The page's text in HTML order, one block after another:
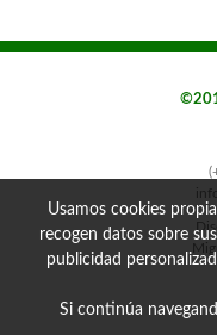
Usamos cookies
recogen datos sobre
publicidad
Si continúa